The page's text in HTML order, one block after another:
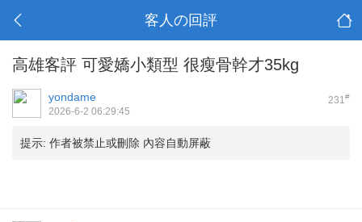
客人の回評
高雄客評 可愛嬌小類型 很瘦骨幹才35kg
231#
yondame
2026-6-2 06:29:45
提示: 作者被禁止或刪除 內容自動屏蔽